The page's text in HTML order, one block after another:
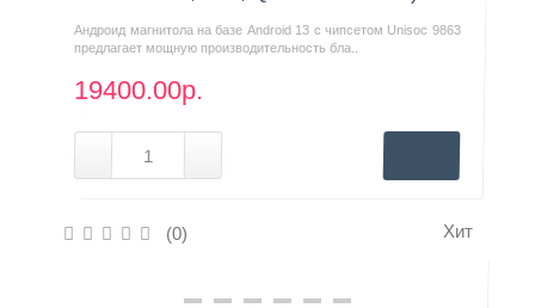
Андроид магнитола на базе Android 13 с чипсетом Unisoc 9863
предлагает мощную производительность бла..
19400.00р.
(0) Хит